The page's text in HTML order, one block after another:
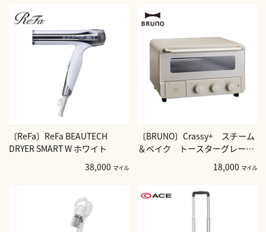
〔ReFa〕ReFa BEAUTECH
DRYER SMART W ホワイト
38,000 マイル
〔BRUNO〕Crassy+ スチーム
＆ベイク トースターグレージ
18,000 マイル